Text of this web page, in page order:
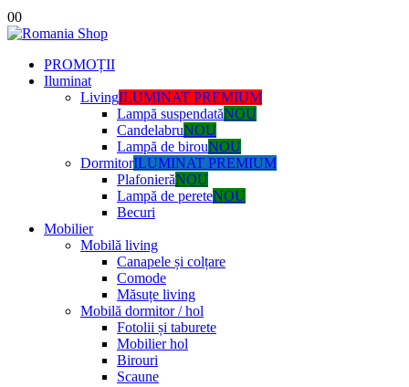
00
PROMOȚII
Iluminat
LivingILUMINAT PREMIUM
Lampă suspendatăNOU
CandelabruNOU
Lampă de birouNOU
DormitorILUMINAT PREMIUM
PlafonierăNOU
Lampă de pereteNOU
Becuri
Mobilier
Mobilă living
Canapele și colțare
Comode
Măsuțe living
Mobilă dormitor / hol
Fotolii și taburete
Mobilier hol
Birouri
Scaune